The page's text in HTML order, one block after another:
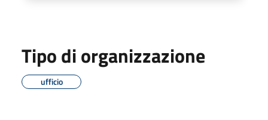
Tipo di organizzazione
ufficio